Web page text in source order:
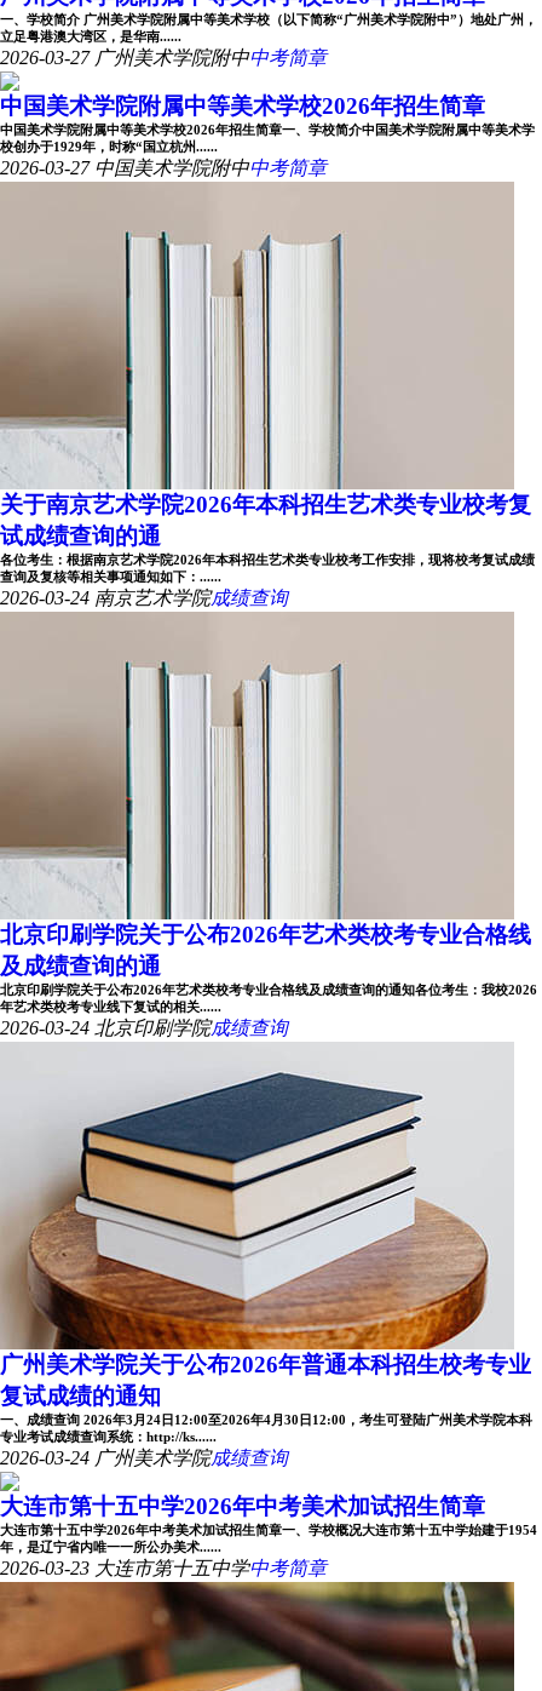
一、学校简介 广州美术学院附属中等美术学校（以下简称“广州美术学院附中”）地处广州，
立足粤港澳大湾区，是华南......
2026-03-27 广州美术学院附中中考简章
中国美术学院附属中等美术学校2026年招生简章
中国美术学院附属中等美术学校2026年招生简章一、学校简介中国美术学院附属中等美术学
校创办于1929年，时称“国立杭州......
2026-03-27 中国美术学院附中中考简章
关于南京艺术学院2026年本科招生艺术类专业校考复
试成绩查询的通
各位考生：根据南京艺术学院2026年本科招生艺术类专业校考工作安排，现将校考复试成绩
查询及复核等相关事项通知如下：......
2026-03-24 南京艺术学院成绩查询
北京印刷学院关于公布2026年艺术类校考专业合格线
及成绩查询的通
北京印刷学院关于公布2026年艺术类校考专业合格线及成绩查询的通知各位考生：我校2026
年艺术类校考专业线下复试的相关......
2026-03-24 北京印刷学院成绩查询
广州美术学院关于公布2026年普通本科招生校考专业
复试成绩的通知
一、成绩查询 2026年3月24日12:00至2026年4月30日12:00，考生可登陆广州美术学院本科
专业考试成绩查询系统：http://ks......
2026-03-24 广州美术学院成绩查询
大连市第十五中学2026年中考美术加试招生简章
大连市第十五中学2026年中考美术加试招生简章一、学校概况大连市第十五中学始建于1954
年，是辽宁省内唯一一所公办美术......
2026-03-23 大连市第十五中学中考简章